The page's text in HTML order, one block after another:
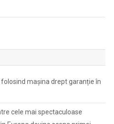
mașina drept garanție în
cele mai spectaculoase